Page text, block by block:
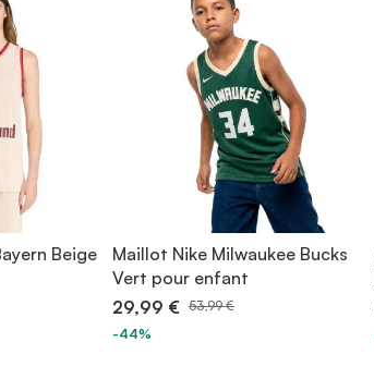
Beige
Maillot Nike Milwaukee Bucks
Vert pour enfant
29,99 € 53,99 €
-44%